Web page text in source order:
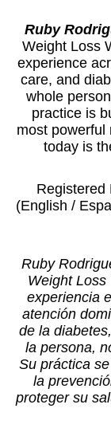
Ruby
Weight Loss
experience
care, and
whole
practice is
most powerful
today is
Registered
(English /
Ruby
Weight
experiencia
atención
de la
la persona,
Su práctica
la
proteger su